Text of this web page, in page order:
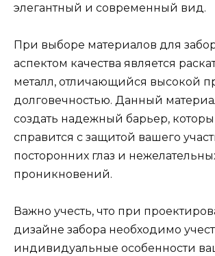
элегантный и современный вид.
При выборе материалов для
аспектом качества является
металл, отличающийся высокой
долговечностью. Данный
создать надежный барьер,
справится с защитой вашего
посторонних глаз и
проникновений.
Важно учесть, что при
дизайне забора необходимо
индивидуальные особенности